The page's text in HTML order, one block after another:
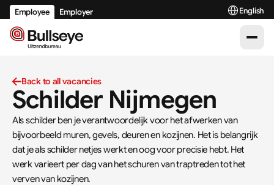
Back to all vacancies
Schilder Nijmegen
Als schilder ben je verantwoordelijk voor het afwerken van
bijvoorbeeld muren, gevels, deuren en kozijnen. Het is belangrijk
dat je als schilder netjes werkt en oog voor precisie hebt. Het
werk varieert per dag van het schuren van traptreden tot het
verven van kozijnen.
Employee Employer SelectEnglish